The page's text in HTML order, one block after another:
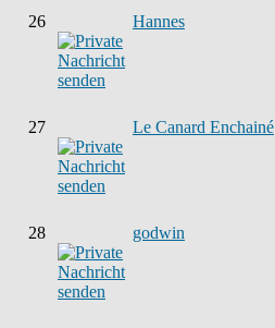
26 Hannes
27 Le Canard Enchainé
28 godwin